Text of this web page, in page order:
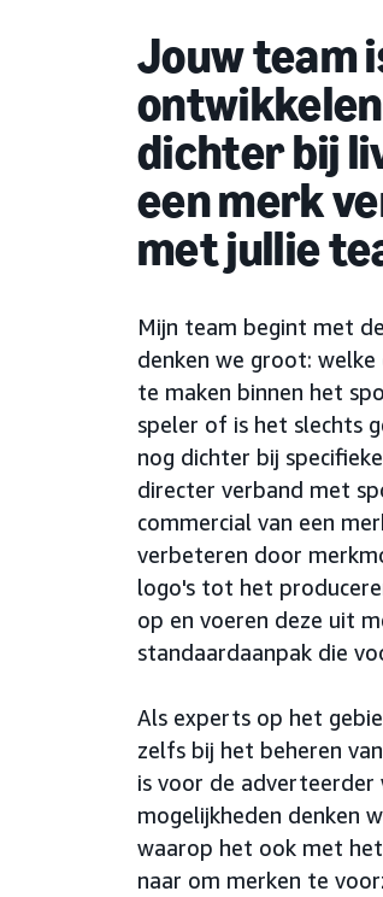
Jouw team
dichter bij
een merk
met jullie
Mijn team begint met
denken we groot:
te maken binnen het
speler of is het slechts
nog dichter bij specifieke
directer verband met
commercial van een
verbeteren door
logo's tot het
op en voeren deze uit
standaardaanpak die
Als experts op het
zelfs bij het beheren
is voor de adverteerder
mogelijkheden denken
waarop het ook met
naar om merken te